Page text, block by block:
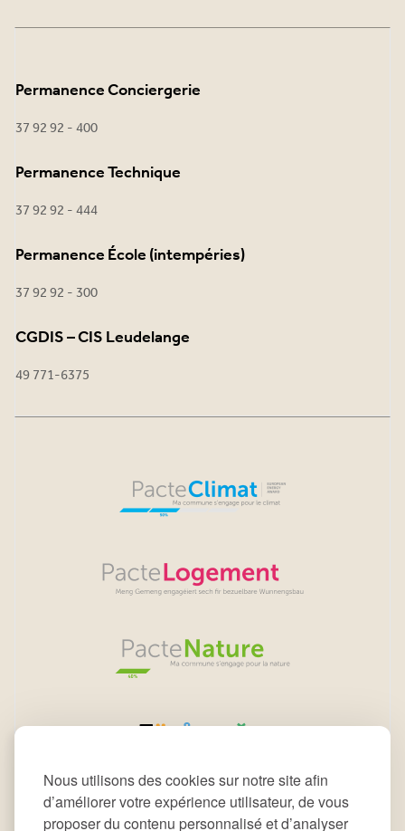
Nous utilisons des cookies sur notre site afin
d’améliorer votre expérience utilisateur, de vous
proposer du contenu personnalisé et d’analyser
Permanence Conciergerie
37 92 92 - 400
Permanence Technique
37 92 92 - 444
Permanence École (intempéries)
37 92 92 - 300
CGDIS – CIS Leudelange
49 771-6375